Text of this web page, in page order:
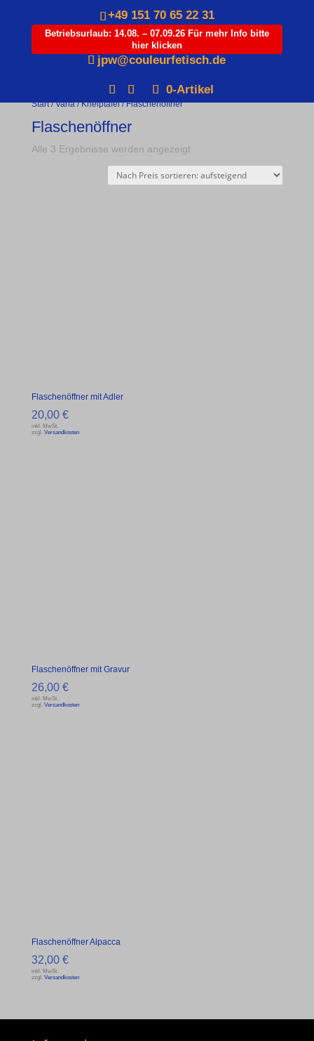
+49 151 70 65 22 31
Betriebsurlaub: 14.08. – 07.09.26 Für mehr Info bitte
hier klicken
jpw@couleurfetisch.de
0-Artikel
Products
Start/Varia/Kneiptafel/ Flaschenöffner
Flaschenöffner
Alle 3 Ergebnisse werden angezeigtNach
sortiert:
Flaschenöffner mit Adler
20,00 €
inkl. MwSt.
zzgl. Versandkosten
Flaschenöffner mit Gravur
26,00 €
inkl. MwSt.
zzgl. Versandkosten
Flaschenöffner Alpacca
32,00 €
inkl. MwSt.
zzgl. Versandkosten